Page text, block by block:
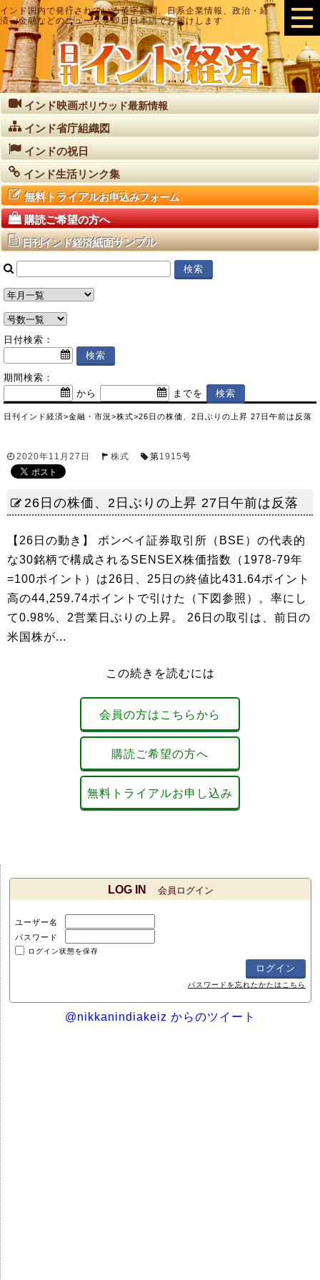
インド国内で発行されている英字新聞、日系企業情報、政治・経
済・金融などのニュースを即日日本語でお届けします
インド映画ボリウッド最新情報
インド省庁組織図
インドの祝日
インド生活リンク集
無料トライアルお申込みフォーム
購読ご希望の方へ
日刊インド経済紙面サンプル
日付検索：
期間検索：
から
までを
日刊インド経済>金融・市況 >株式>26日の株価、2日ぶりの上昇 27日午前は反落
2020年11月27日 株式 第1915号
26日の株価、2日ぶりの上昇 27日午前は反落
【26日の動き】 ボンベイ証券取引所（BSE）の代表的
な30銘柄で構成されるSENSEX株価指数（1978-79年
=100ポイント）は26日、25日の終値比431.64ポイント
高の44,259.74ポイントで引けた（下図参照）。率にし
て0.98%、2営業日ぶりの上昇。 26日の取引は、前日の
米国株が...
この続きを読むには
会員の方はこちらから
購読ご希望の方へ
無料トライアルお申し込み
LOG IN 会員ログイン
ユーザー名
パスワード
ログイン状態を保存
パスワードを忘れたかたはこちら
@nikkanindiakeiz からのツイート